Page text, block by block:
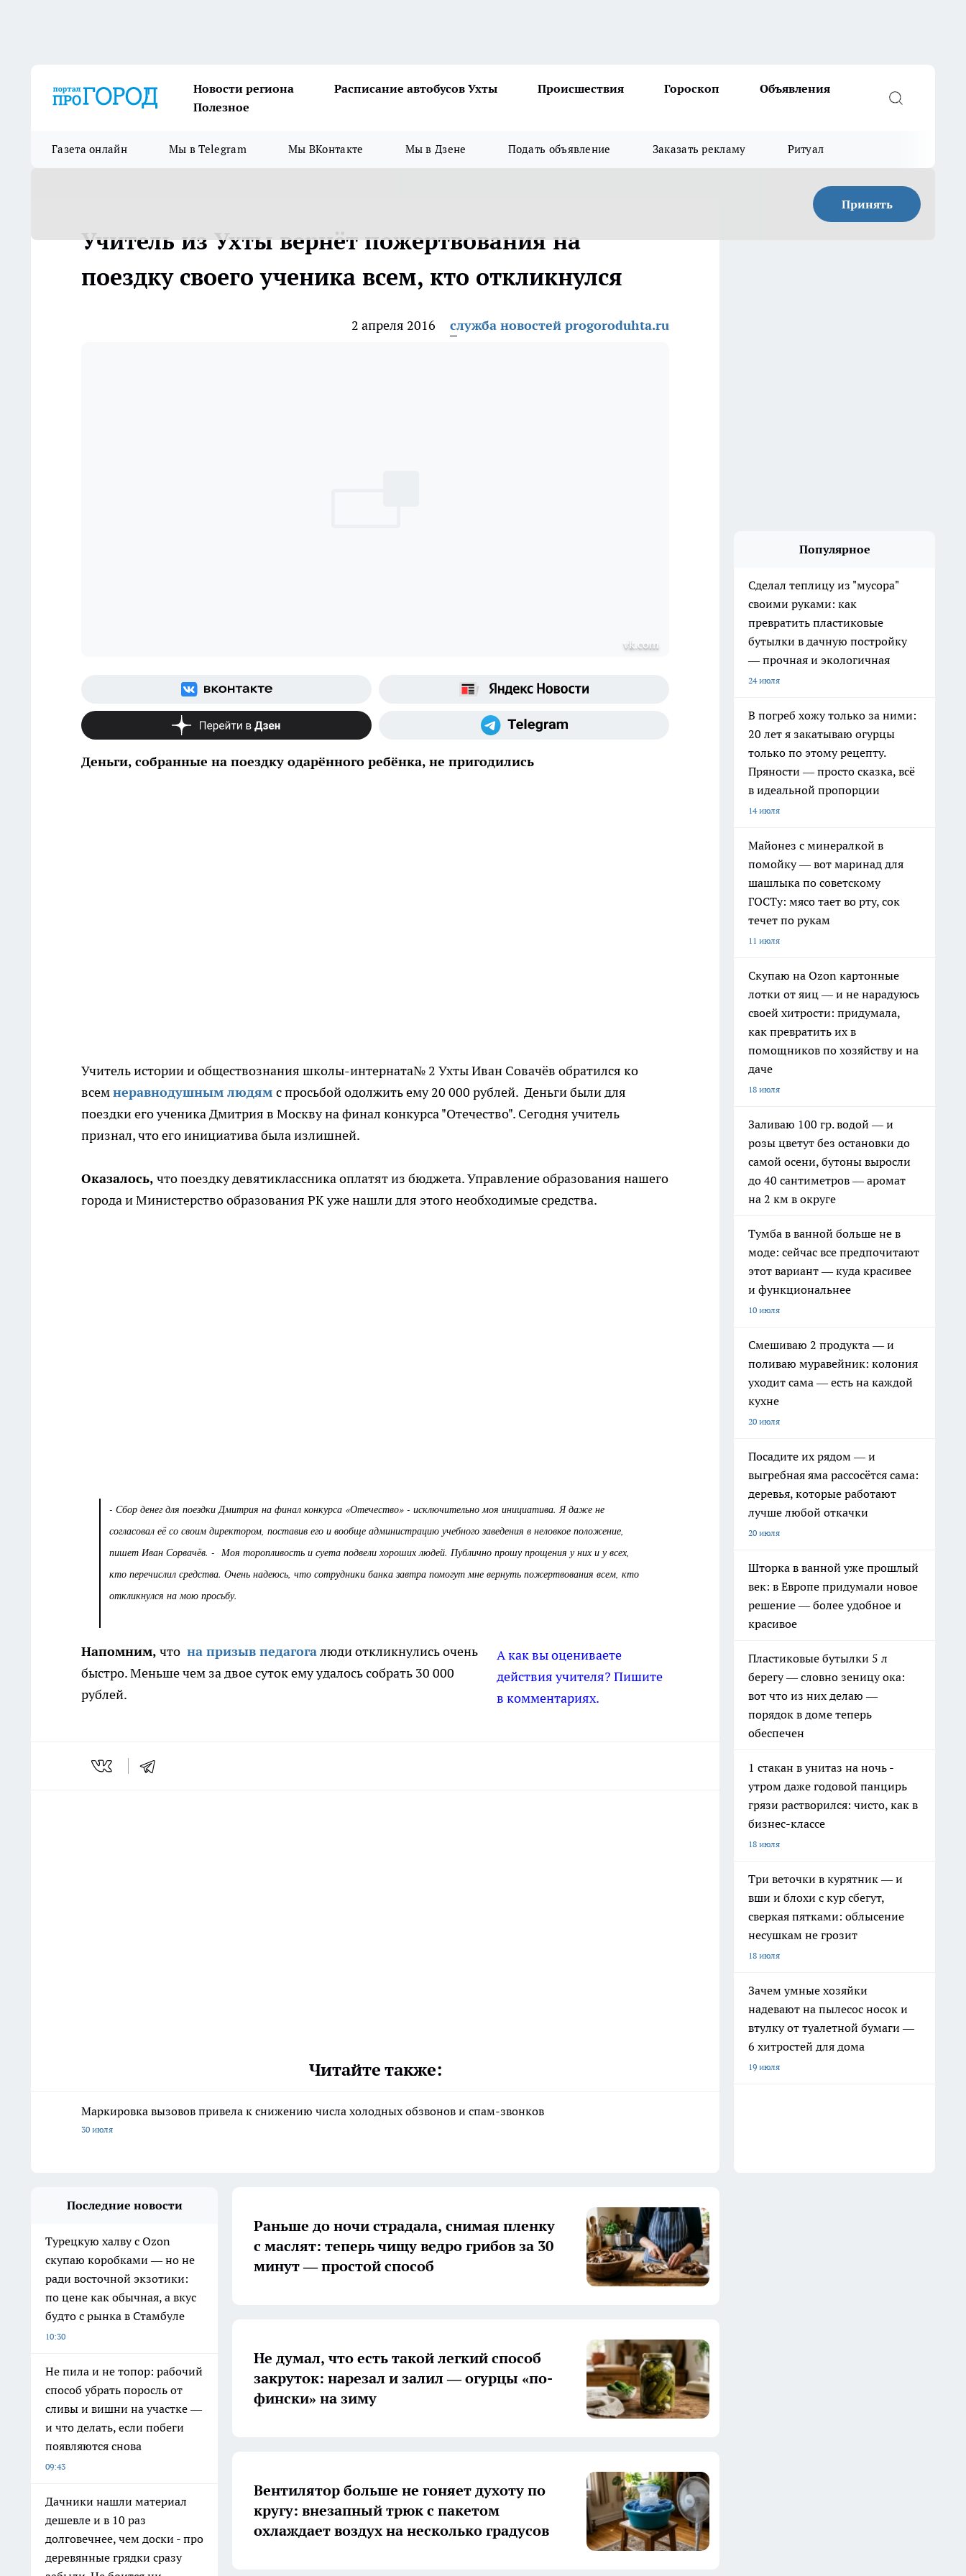
Новости региона Расписание автобусов Ухты Происшествия Гороскоп
Объявления
Полезное
Газета онлайн Мы в Telegram Мы ВКонтакте Мы в Дзене Подать объявление Заказать рекламу Ритуал
Принять
Учитель из Ухты вернёт пожертвования на
поездку своего ученика всем, кто откликнулся
2 апреля 2016 служба новостей progoroduhta.ru
vk.com
Деньги, собранные на поездку одарённого ребёнка, не пригодились
Учитель истории и обществознания школы-интерната№ 2 Ухты Иван Совачёв обратился ко
всемнеравнодушным людям с просьбой одолжить ему 20 000 рублей. Деньги были для
поездки его ученика Дмитрия в Москву на финал конкурса "Отечество". Сегодня учитель
признал, что его инициатива была излишней.
Оказалось, что поездку девятиклассника оплатят из бюджета. Управление образования нашего
города и Министерство образования РК уже нашли для этого необходимые средства.
- Сбор денег для поездки Дмитрия на финал конкурса «Отечество» - исключительно моя инициатива. Я даже не
согласовал её со своим директором, поставив его и вообще администрацию учебного заведения в неловкое положение,
пишет Иван Сорвачёв. - Моя торопливость и суета подвели хороших людей. Публично прошу прощения у них и у всех,
кто перечислил средства. Очень надеюсь, что сотрудники банка завтра помогут мне вернуть пожертвования всем, кто
откликнулся на мою просьбу.
А как вы оцениваете
действия учителя? Пишите
в комментариях.
Напомним, что на призыв педагогалюди откликнулись очень
быстро. Меньше чем за двое суток ему удалось собрать 30 000
рублей.
Читайте также:
Маркировка вызовов привела к снижению числа холодных обзвонов и спам-звонков
30 июля
Популярное
Сделал теплицу из "мусора"
своими руками: как
превратить пластиковые
бутылки в дачную постройку
— прочная и экологичная
24 июля
В погреб хожу только за ними:
20 лет я закатываю огурцы
только по этому рецепту.
Пряности — просто сказка, всё
в идеальной пропорции
14 июля
Майонез с минералкой в
помойку — вот маринад для
шашлыка по советскому
ГОСТу: мясо тает во рту, сок
течет по рукам
11 июля
Скупаю на Ozon картонные
лотки от яиц — и не нарадуюсь
своей хитрости: придумала,
как превратить их в
помощников по хозяйству и на
даче
18 июля
Заливаю 100 гр. водой — и
розы цветут без остановки до
самой осени, бутоны выросли
до 40 сантиметров — аромат
на 2 км в округе
Тумба в ванной больше не в
моде: сейчас все предпочитают
этот вариант — куда красивее
и функциональнее
10 июля
Смешиваю 2 продукта — и
поливаю муравейник: колония
уходит сама — есть на каждой
кухне
20 июля
Посадите их рядом — и
выгребная яма рассосётся сама:
деревья, которые работают
лучше любой откачки
20 июля
Шторка в ванной уже прошлый
век: в Европе придумали новое
решение — более удобное и
красивое
Пластиковые бутылки 5 л
берегу — словно зеницу ока:
вот что из них делаю —
порядок в доме теперь
обеспечен
1 стакан в унитаз на ночь -
утром даже годовой панцирь
грязи растворился: чисто, как в
бизнес-классе
18 июля
Три веточки в курятник — и
вши и блохи с кур сбегут,
сверкая пятками: облысение
несушкам не грозит
18 июля
Зачем умные хозяйки
надевают на пылесос носок и
втулку от туалетной бумаги —
6 хитростей для дома
19 июля
Последние новости
Турецкую халву с Ozon
скупаю коробками — но не
ради восточной экзотики:
по цене как обычная, а вкус
будто с рынка в Стамбуле
10:30
Не пила и не топор: рабочий
способ убрать поросль от
сливы и вишни на участке —
и что делать, если побеги
появляются снова
09:43
Дачники нашли материал
дешевле и в 10 раз
долговечнее, чем доски - про
деревянные грядки сразу
Раньше до ночи страдала, снимая пленку
с маслят: теперь чищу ведро грибов за 30
минут — простой способ
Не думал, что есть такой легкий способ
закруток: нарезал и залил — огурцы «по-
фински» на зиму
Вентилятор больше не гоняет духоту по
кругу: внезапный трюк с пакетом
охлаждает воздух на несколько градусов